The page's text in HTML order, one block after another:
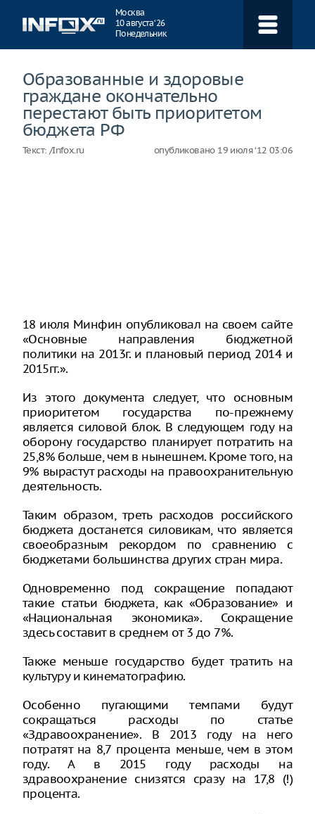
Москва
10 августа ‘26
Понедельник
Образованные и здоровые
граждане окончательно
перестают быть приоритетом
бюджета РФ
Текст: /Infox.ru опубликовано 19 июля ‘12 03:06
18 июля Минфин опубликовал на своем сайте
«Основные направления бюджетной
политики на 2013г. и плановый период 2014 и
2015гг.».
Из этого документа следует, что основным
приоритетом государства по-прежнему
является силовой блок. В следующем году на
оборону государство планирует потратить на
25,8% больше, чем в нынешнем. Кроме того, на
9% вырастут расходы на правоохранительную
деятельность.
Таким образом, треть расходов российского
бюджета достанется силовикам, что является
своеобразным рекордом по сравнению с
бюджетами большинства других стран мира.
Одновременно под сокращение попадают
такие статьи бюджета, как «Образование» и
«Национальная экономика». Сокращение
здесь составит в среднем от 3 до 7%.
Также меньше государство будет тратить на
культуру и кинематографию.
Особенно пугающими темпами будут
сокращаться расходы по статье
«Здравоохранение». В 2013 году на него
потратят на 8,7 процента меньше, чем в этом
году. А в 2015 году расходы на
здравоохранение снизятся сразу на 17,8 (!)
процента.